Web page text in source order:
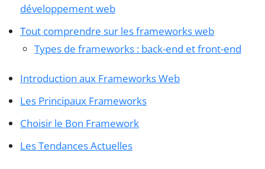
développement web
Tout comprendre sur les frameworks web
Types de frameworks : back-end et front-end
Introduction aux Frameworks Web
Les Principaux Frameworks
Choisir le Bon Framework
Les Tendances Actuelles